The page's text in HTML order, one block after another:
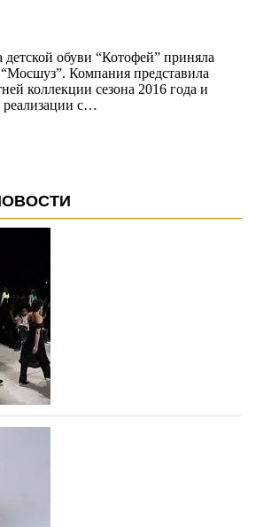
детской обуви “Котофей” приняла
Компания представила
коллекции сезона 2016 года и
реализации с…
неделе моды
Московской неделе моды,